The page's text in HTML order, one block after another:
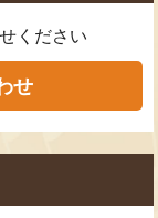
ください
せ